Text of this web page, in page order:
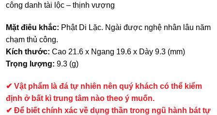
công danh tài lộc – thịnh vượng
Mặt điêu khắc: Phật Di Lặc. Ngài được nghệ nhân lâu năm
chạm thủ công.
Kích thước: Cao 21.6 x Ngang 19.6 x Dày 9.3 (mm)
Trọng lượng: 9.3 (g)
✔ Vật phẩm là đá tự nhiên nên quý khách có thể kiểm
định ở bất kì trung tâm nào theo ý muốn.
✔ Để biết chính xác về dụng thần trong ngũ hành bát tự